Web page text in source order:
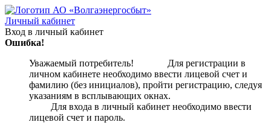
Личный кабинет
Вход в личный кабинет
Ошибка!
Уважаемый потребитель! Для регистрации в
личном кабинете необходимо ввести лицевой счет и
фамилию (без инициалов), пройти регистрацию, следуя
указаниям в всплывающих окнах.
Для входа в личный кабинет необходимо ввести
лицевой счет и пароль.